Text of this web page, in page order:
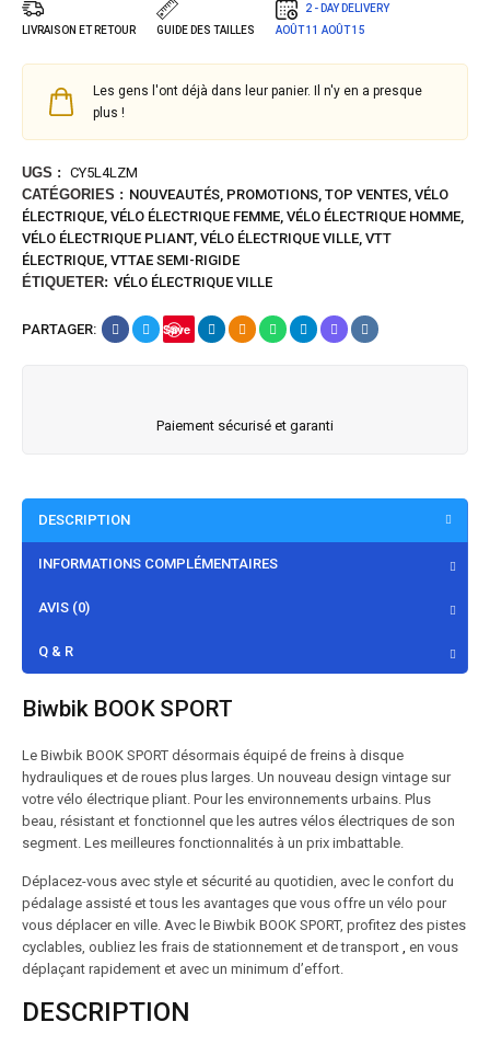
LIVRAISON ET RETOUR GUIDE DES TAILLES
2 - DAY DELIVERY
AOÛT 11 AOÛT 15
Les gens l'ont déjà dans leur panier. Il n'y en a presque
plus !
UGS : CY5L4LZM
CATÉGORIES : NOUVEAUTÉS, PROMOTIONS, TOP VENTES, VÉLO
ÉLECTRIQUE, VÉLO ÉLECTRIQUE FEMME, VÉLO ÉLECTRIQUE HOMME,
VÉLO ÉLECTRIQUE PLIANT, VÉLO ÉLECTRIQUE VILLE, VTT
ÉLECTRIQUE, VTTAE SEMI-RIGIDE
ÉTIQUETER: VÉLO ÉLECTRIQUE VILLE
PARTAGER: Save
Paiement sécurisé et garanti
DESCRIPTION
INFORMATIONS COMPLÉMENTAIRES
AVIS (0)
Q & R
Biwbik BOOK SPORT
Le Biwbik BOOK SPORT désormais équipé de freins à disque
hydrauliques et de roues plus larges. Un nouveau design vintage sur
votre vélo électrique pliant. Pour les environnements urbains. Plus
beau, résistant et fonctionnel que les autres vélos électriques de son
segment. Les meilleures fonctionnalités à un prix imbattable.
Déplacez-vous avec style et sécurité au quotidien, avec le confort du
pédalage assisté et tous les avantages que vous offre un vélo pour
vous déplacer en ville. Avec le Biwbik BOOK SPORT, profitez des pistes
cyclables, oubliez les frais de stationnement et de transport , en vous
déplaçant rapidement et avec un minimum d’effort.
DESCRIPTION